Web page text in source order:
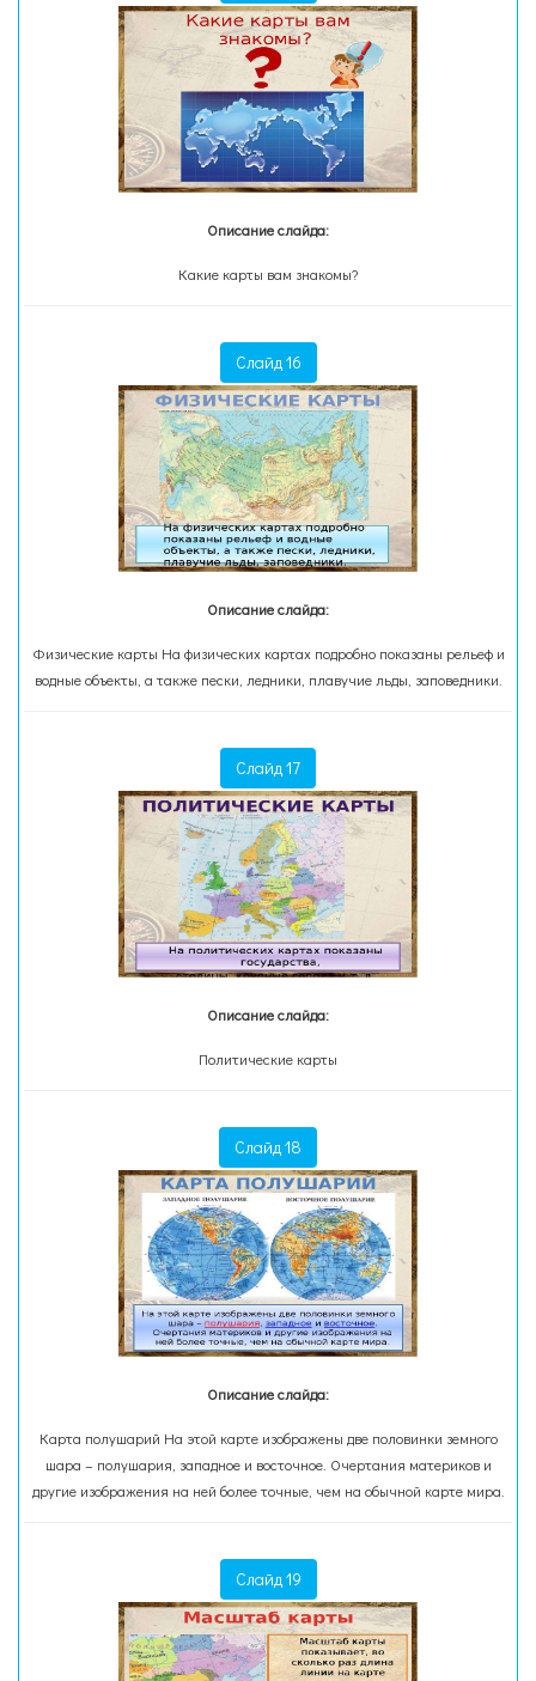
Описание слайда:
Какие карты вам знакомы?
Слайд 16
Описание слайда:
Физические карты На физических картах подробно показаны рельеф и
водные объекты, а также пески, ледники, плавучие льды, заповедники.
Слайд 17
Описание слайда:
Политические карты
Слайд 18
Описание слайда:
Карта полушарий На этой карте изображены две половинки земного
шара – полушария, западное и восточное. Очертания материков и
другие изображения на ней более точные, чем на обычной карте мира.
Слайд 19